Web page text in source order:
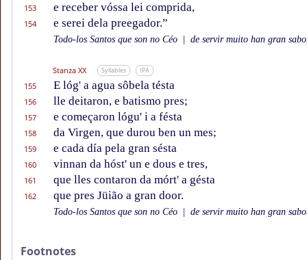
153 e receber vóssa lei comprida,
154 e serei dela preegador.”
Todo-los Santos que son no Céo de servir muito han gran
Stanza XX Syllables IPA
155 E lóg' a agua sôbela tésta
156 lle deitaron, e batismo pres;
157 e começaron lógu' i a fésta
158 da Virgen, que durou ben un mes;
159 e cada día pela gran sésta
160 vinnan da hóst' un e dous e tres,
161 que lles contaron da mórt' a gésta
162 que pres Jüião a gran door.
Todo-los Santos que son no Céo de servir muito han gran
Footnotes